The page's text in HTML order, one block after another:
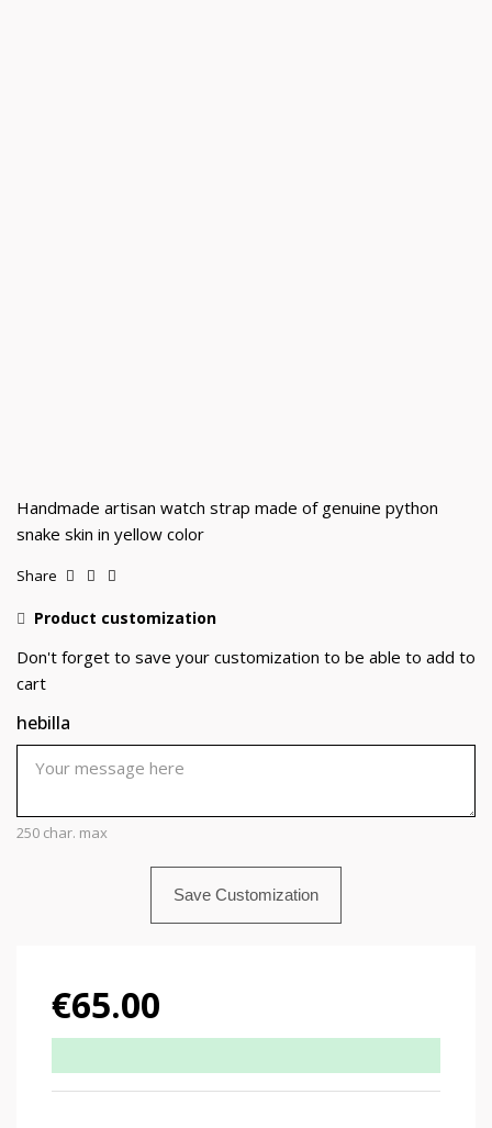
Handmade artisan watch strap made of genuine python
snake skin in yellow color
Share
Product customization
Don't forget to save your customization to be able to add to
cart
hebilla
250 char. max
Save Customization
€65.00